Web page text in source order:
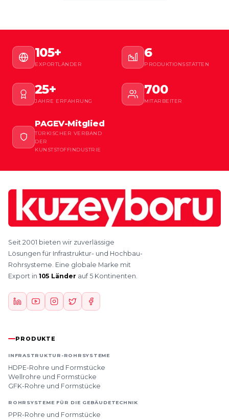
105+
EXPORTLÄNDER
6
PRODUKTIONSSTÄTTEN
25+
JAHRE ERFAHRUNG
700
MITARBEITER
PAGEV-Mitglied
TÜRKISCHER VERBAND
DER
KUNSTSTOFFINDUSTRIE
Seit 2001 bieten wir zuverlässige
Lösungen für Infrastruktur- und Hochbau-
Rohrsysteme. Eine globale Marke mit
Export in 105 Länder auf 5 Kontinenten.
PRODUKTE
INFRASTRUKTUR-ROHRSYSTEME
HDPE-Rohre und Formstücke
Wellrohre und Formstücke
GFK-Rohre und Formstücke
ROHRSYSTEME FÜR DIE GEBÄUDETECHNIK
PPR-Rohre und Formstücke